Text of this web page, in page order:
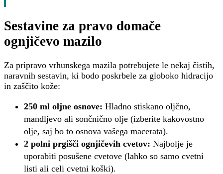
Sestavine za pravo domače
ognjičevo mazilo
Za pripravo vrhunskega mazila potrebujete le nekaj čistih,
naravnih sestavin, ki bodo poskrbele za globoko hidracijo
in zaščito kože:
250 ml oljne osnove: Hladno stiskano oljčno,
mandljevo ali sončnično olje (izberite kakovostno
olje, saj bo to osnova vašega macerata).
2 polni prgišči ognjičevih cvetov: Najbolje je
uporabiti posušene cvetove (lahko so samo cvetni
listi ali celi cvetni koški).